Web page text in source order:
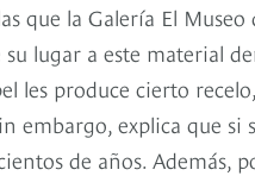
que la Galería El
lugar a este material
les produce cierto
embargo, explica que
de años. Además,